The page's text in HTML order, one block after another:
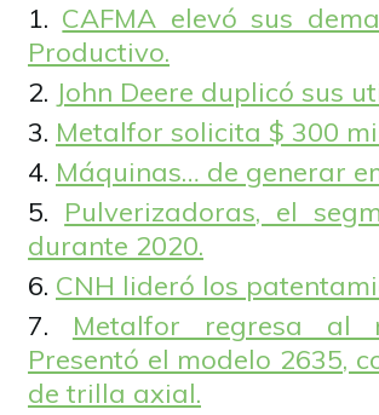
CAFMA elevó sus
Productivo.
John Deere duplicó sus
Metalfor solicita $ 300
Máquinas… de generar
Pulverizadoras, el
durante 2020.
CNH lideró los
Metalfor regresa al
Presentó el modelo 2635,
de trilla axial.